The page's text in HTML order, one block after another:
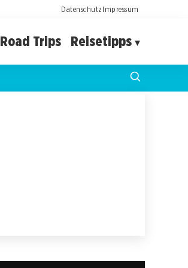
DatenschutzImpressum
Road Trips Reisetipps